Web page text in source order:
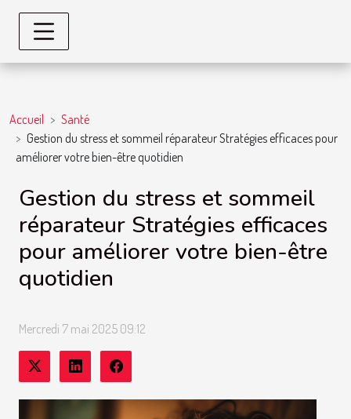
Accueil
Santé
Gestion du stress et sommeil réparateur Stratégies efficaces pour
améliorer votre bien-être quotidien
Gestion du stress et sommeil
réparateur Stratégies efficaces
pour améliorer votre bien-être
quotidien
Mercredi 7 mai 2025 09:12